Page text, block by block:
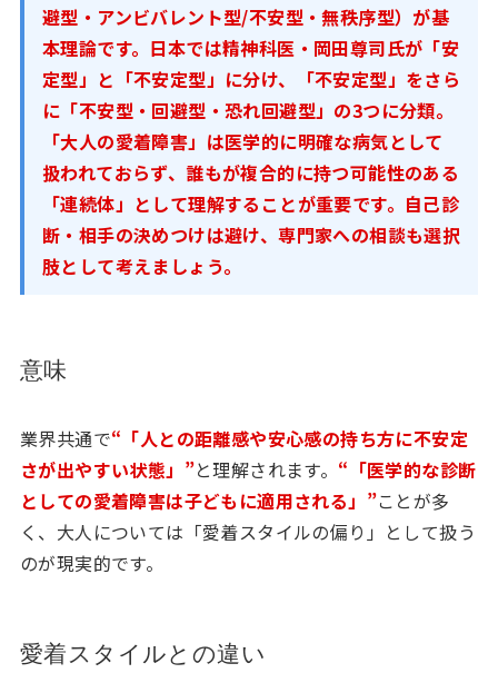
避型・アンビバレント型/不安型・無秩序型）が基
本理論です。日本では精神科医・岡田尊司氏が「安
定型」と「不安定型」に分け、「不安定型」をさら
に「不安型・回避型・恐れ回避型」の3つに分類。
「大人の愛着障害」は医学的に明確な病気として
扱われておらず、誰もが複合的に持つ可能性のある
「連続体」として理解することが重要です。自己診
断・相手の決めつけは避け、専門家への相談も選択
肢として考えましょう。
意味
業界共通で“「人との距離感や安心感の持ち方に不安定
さが出やすい状態」”と理解されます。 “「医学的な診断
としての愛着障害は子どもに適用される」”ことが多
く、大人については「愛着スタイルの偏り」として扱う
のが現実的です。
愛着スタイルとの違い